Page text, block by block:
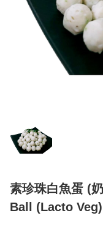
素珍珠白魚蛋 (
Ball (Lacto